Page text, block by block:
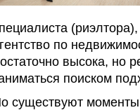
по
высока, но
поиском
существуют